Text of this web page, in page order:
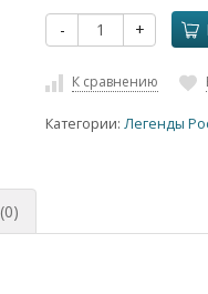
- +
К сравнению
Категории:Легенды
(0)